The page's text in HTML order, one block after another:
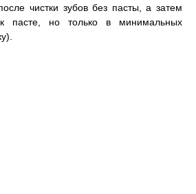
чистки зубов без пасты, а затем
пасте, но только в минимальных